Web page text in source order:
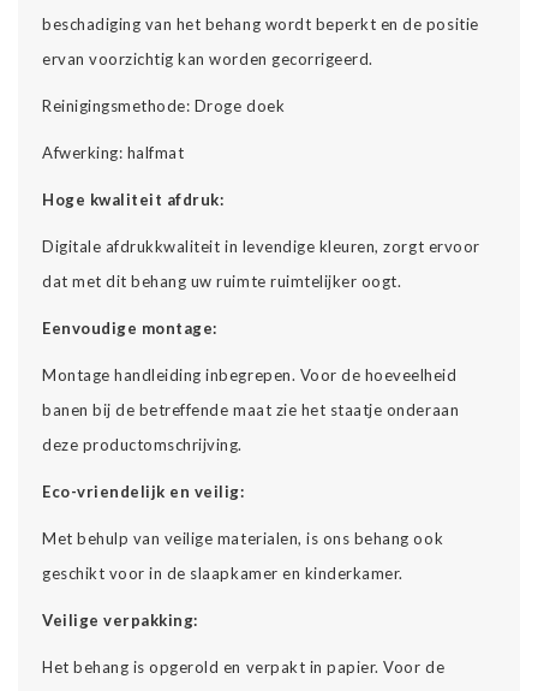
beschadiging van het behang wordt beperkt en de positie
ervan voorzichtig kan worden gecorrigeerd.
Reinigingsmethode: Droge doek
Afwerking: halfmat
Hoge kwaliteit afdruk:
Digitale afdrukkwaliteit in levendige kleuren, zorgt ervoor
dat met dit behang uw ruimte ruimtelijker oogt.
Eenvoudige montage:
Montage handleiding inbegrepen. Voor de hoeveelheid
banen bij de betreffende maat zie het staatje onderaan
deze productomschrijving.
Eco-vriendelijk en veilig:
Met behulp van veilige materialen, is ons behang ook
geschikt voor in de slaapkamer en kinderkamer.
Veilige verpakking:
Het behang is opgerold en verpakt in papier. Voor de